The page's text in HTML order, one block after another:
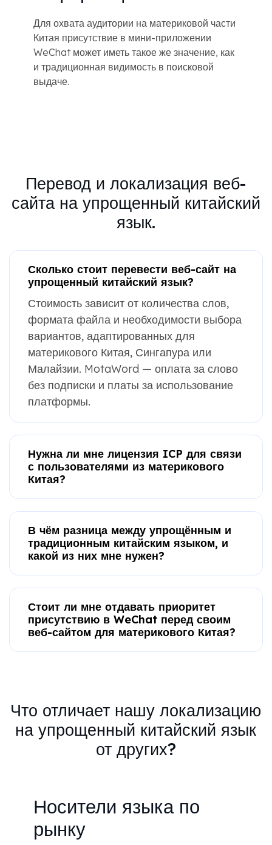
Для охвата аудитории на материковой части
Китая присутствие в мини-приложении
WeChat может иметь такое же значение, как
и традиционная видимость в поисковой
выдаче.
Перевод и локализация веб-
сайта на упрощенный китайский
язык.
Сколько стоит перевести веб-сайт на
упрощенный китайский язык?
Стоимость зависит от количества слов,
формата файла и необходимости выбора
вариантов, адаптированных для
материкового Китая, Сингапура или
Малайзии. MotaWord — оплата за слово
без подписки и платы за использование
платформы.
Нужна ли мне лицензия ICP для связи
с пользователями из материкового
Китая?
В чём разница между упрощённым и
традиционным китайским языком, и
какой из них мне нужен?
Стоит ли мне отдавать приоритет
присутствию в WeChat перед своим
веб-сайтом для материкового Китая?
Что отличает нашу локализацию
на упрощенный китайский язык
от других?
Носители языка по
рынку